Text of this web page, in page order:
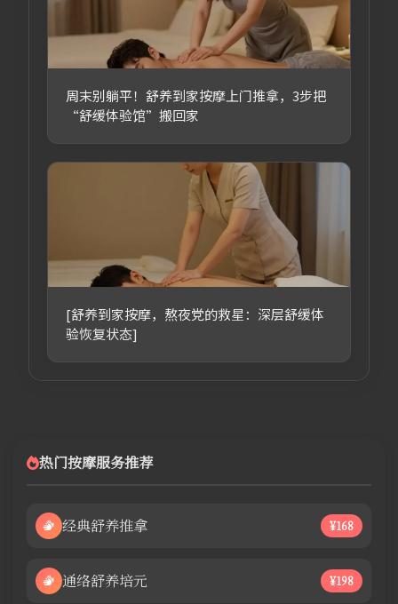
周末别躺平！舒养到家按摩上门推拿，3步把
“舒缓体验馆”搬回家
[舒养到家按摩，熬夜党的救星：深层舒缓体
验恢复状态]
热门按摩服务推荐
经典舒养推拿 ¥168
通络舒养培元 ¥198